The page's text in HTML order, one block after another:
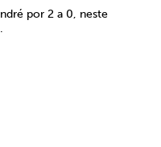
por 2 a 0, neste